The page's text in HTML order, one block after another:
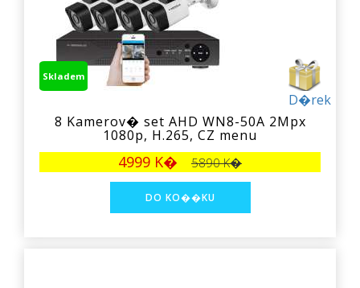
D�rek
Skladem
8 Kamerov� set AHD WN8-50A 2Mpx
1080p, H.265, CZ menu
4999 K� 5890 K�